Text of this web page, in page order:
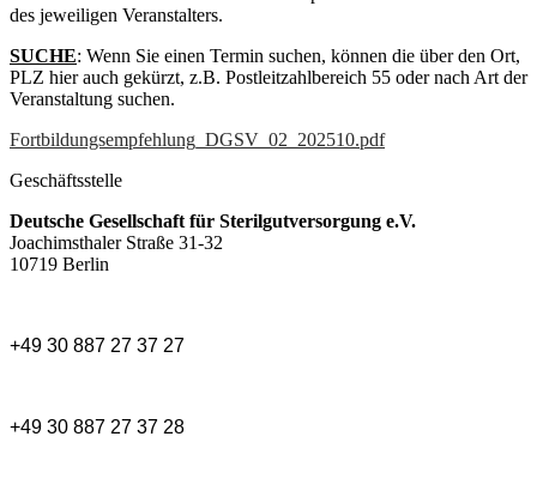
des jeweiligen Veranstalters.
SUCHE: Wenn Sie einen Termin suchen, können die über den Ort,
PLZ hier auch gekürzt, z.B. Postleitzahlbereich 55 oder nach Art der
Veranstaltung suchen.
Fortbildungsempfehlung_DGSV_02_202510.pdf
Geschäftsstelle
Deutsche Gesellschaft für Sterilgutversorgung e.V.
Joachimsthaler Straße 31-32
10719 Berlin
+49 30 887 27 37 27
+49 30 887 27 37 28